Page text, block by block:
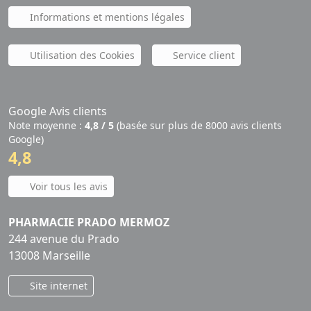
Informations et mentions légales
Utilisation des Cookies Service client
Google Avis clients
Note moyenne : 4,8 / 5 (basée sur plus de 8000 avis clients
Google)
4,8
Voir tous les avis
PHARMACIE PRADO MERMOZ
244 avenue du Prado
13008 Marseille
Site internet